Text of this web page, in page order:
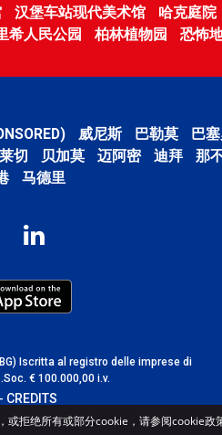
汉堡车站现代美术馆 哈克庭院
希人民公园 柏林植物园 恐怖
威尼斯 巴勒莫 巴
莱切 贝加莫 迈阿密 迪拜 那
马德里
Iscritta al registro delle imprese di
€ 100.000,00 i.v.
- CREDITS
拒绝所有或部分cookie，请参阅cookie政